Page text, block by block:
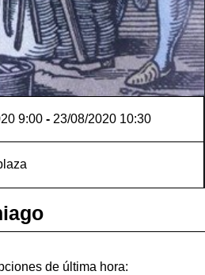
9:00 - 23/08/2020 10:30
de última hora: